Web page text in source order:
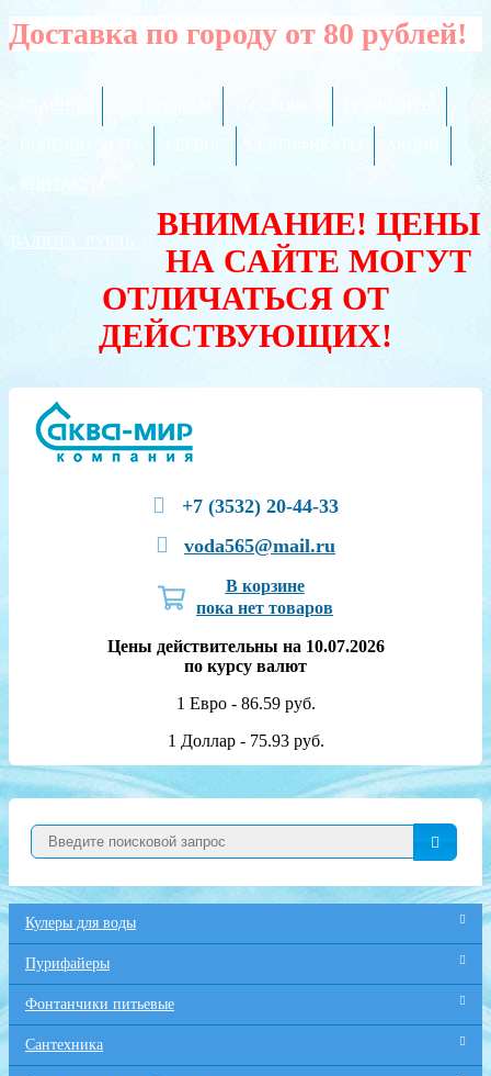
Доставка по городу от 80 рублей!
ВАЛЮТА:
ВНИМАНИЕ! ЦЕНЫ
НА САЙТЕ МОГУТ
ОТЛИЧАТЬСЯ ОТ
ДЕЙСТВУЮЩИХ!
+7 (3532) 20-44-33
voda565@mail.ru
В корзине
пока нет товаров
Цены действительны на 10.07.2026
по курсу валют
1 Евро - 86.59 руб.
1 Доллар - 75.93 руб.
Кулеры для воды
Пурифайеры
Фонтанчики питьевые
Сантехника